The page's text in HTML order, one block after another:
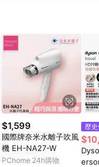
$1,599
國際牌奈米水離子吹風
機 EH-NA27-W
PChome 24h購物
歷